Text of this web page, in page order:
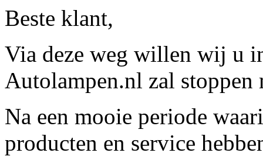
Beste klant,
Via deze weg willen wij u
Autolampen.nl zal stoppen
Na een mooie periode
producten en service